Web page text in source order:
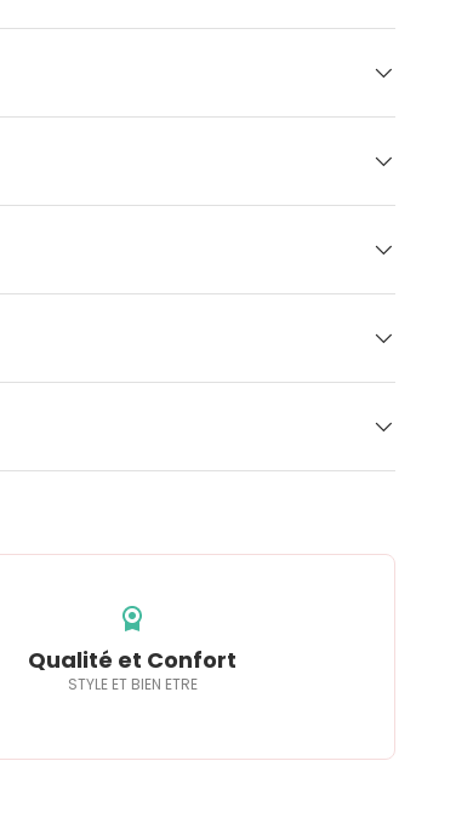
Qualité et Confort
STYLE ET BIEN ETRE